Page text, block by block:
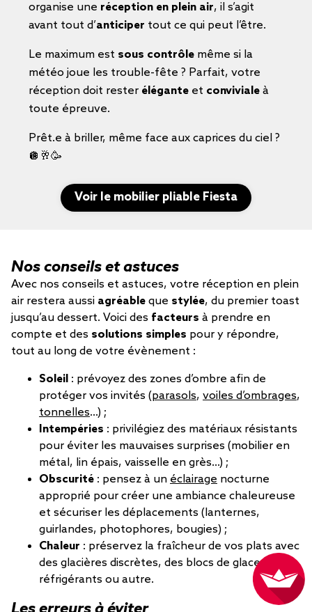
organise une réception en plein air, il s’agit
avant tout d’anticiper tout ce qui peut l’être.
Le maximum est sous contrôle même si la
météo joue les trouble-fête ? Parfait, votre
réception doit rester élégante et conviviale à
toute épreuve.
Prêt.e à briller, même face aux caprices du ciel ?
🪩🥂🥳
Voir le mobilier pliable Fiesta
Nos conseils et astuces
Avec nos conseils et astuces, votre réception en plein
air restera aussi agréable que stylée, du premier toast
jusqu’au dessert. Voici des facteurs à prendre en
compte et des solutions simples pour y répondre,
tout au long de votre évènement :
Soleil : prévoyez des zones d’ombre afin de
protéger vos invités (parasols, voiles d’ombrages,
tonnelles...) ;
Intempéries : privilégiez des matériaux résistants
pour éviter les mauvaises surprises (mobilier en
métal, lin épais, vaisselle en grès...) ;
Obscurité : pensez à un éclairage nocturne
approprié pour créer une ambiance chaleureuse
et sécuriser les déplacements (lanternes,
guirlandes, photophores, bougies) ;
Chaleur : préservez la fraîcheur de vos plats avec
des glacières discrètes, des blocs de glace
réfrigérants ou autre.